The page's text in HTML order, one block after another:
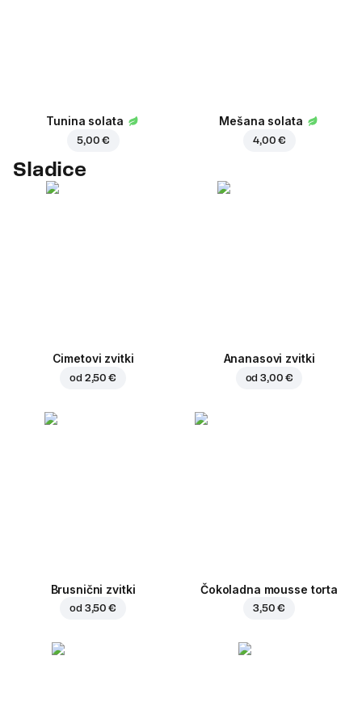
Tunina solata
5,00 €
Mešana solata
4,00 €
Sladice
Cimetovi zvitki
od 2,50 €
Ananasovi zvitki
od3,00 €
Brusnični zvitki
od 3,50 €
Čokoladna mousse torta
3,50 €